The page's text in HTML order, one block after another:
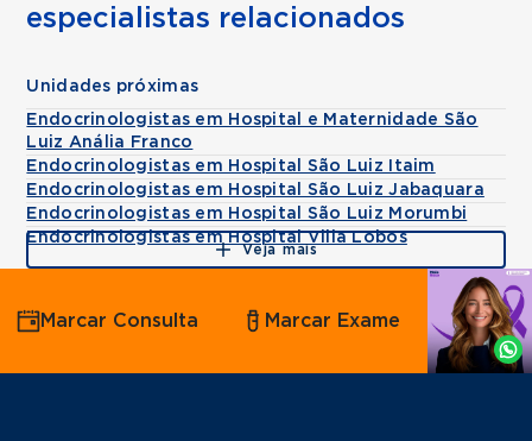
especialistas relacionados
Unidades próximas
Endocrinologistas em Hospital e Maternidade São
Luiz Anália Franco
Endocrinologistas em Hospital São Luiz Itaim
Endocrinologistas em Hospital São Luiz Jabaquara
Endocrinologistas em Hospital São Luiz Morumbi
Endocrinologistas em Hospital Villa Lobos
Veja mais
Agende
por
Whatsapp
Marcar Consulta Marcar Exame